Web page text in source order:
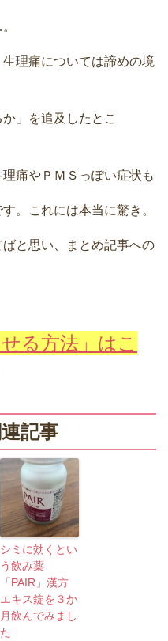
理痛については諦めの境
」を追及したとこ
痛やＰＭＳっぽい症状も
。これには本当に驚き。
と思い、まとめ記事への
る方法」はこ
記事
シミに効くとい
う飲み薬
「PAIR」漢方
エキス錠を３か
月飲んでみまし
た